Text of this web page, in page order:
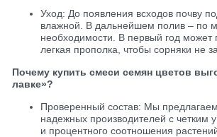
Уход: До появления всходов почву
влажной. В дальнейшем полив – по
необходимости. В первый год может
легкая прополка, чтобы сорняки не
Почему купить смеси семян цветов
лавке»?
Проверенный состав: Мы
надежных производителей с четким
и процентного соотношения